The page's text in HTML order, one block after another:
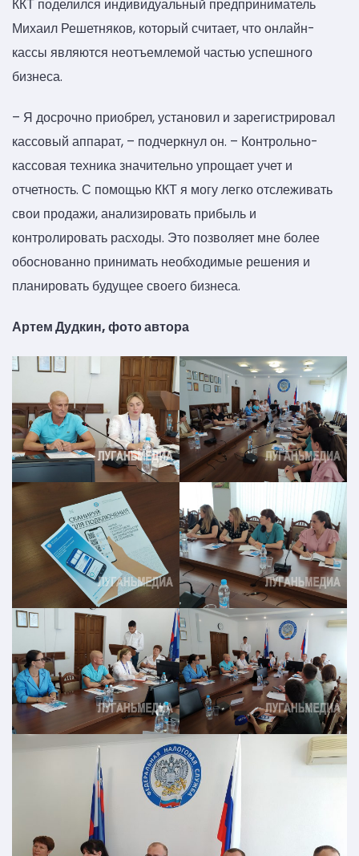
ККТ поделился индивидуальный предприниматель
Михаил Решетняков, который считает, что онлайн-
кассы являются неотъемлемой частью успешного
бизнеса.
– Я досрочно приобрел, установил и зарегистрировал
кассовый аппарат, – подчеркнул он. – Контрольно-
кассовая техника значительно упрощает учет и
отчетность. С помощью ККТ я могу легко отслеживать
свои продажи, анализировать прибыль и
контролировать расходы. Это позволяет мне более
обоснованно принимать необходимые решения и
планировать будущее своего бизнеса.
Артем Дудкин, фото автора